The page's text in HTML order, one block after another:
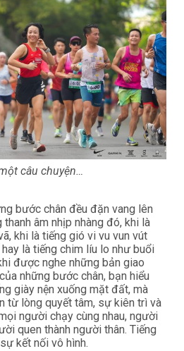
câu chuyện…
bước chân đều đặn vang lên
âm nhịp nhàng đó, khi là
khi là tiếng gió vi vu vun vút
là tiếng chim líu lo như buổi
được nghe những bản giao
những bước chân, bạn hiểu
giày nện xuống mặt đất, mà
từ lòng quyết tâm, sự kiên trì và
người chạy cùng nhau, người
quen thành người thân. Tiếng
kết nối vô hình.